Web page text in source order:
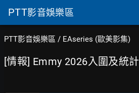
PTT影音娛樂區
PTT影音娛樂區 / EAseries (歐美影集)
[情報] Emmy 2026入圍及統計